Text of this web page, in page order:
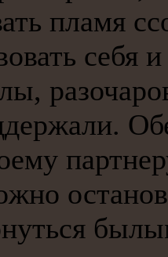
пламя
себя